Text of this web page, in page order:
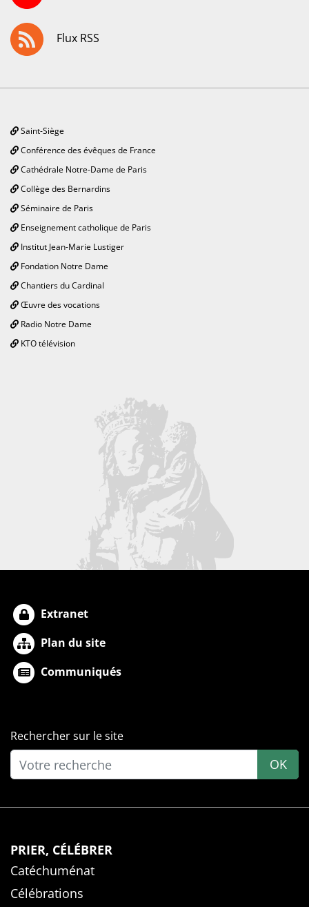
Flux RSS
Saint-Siège
Conférence des évêques de France
Cathédrale Notre-Dame de Paris
Collège des Bernardins
Séminaire de Paris
Enseignement catholique de Paris
Institut Jean-Marie Lustiger
Fondation Notre Dame
Chantiers du Cardinal
Œuvre des vocations
Radio Notre Dame
KTO télévision
Extranet
Plan du site
Communiqués
Rechercher sur le site
OK
PRIER, CÉLÉBRER
Catéchuménat
Célébrations